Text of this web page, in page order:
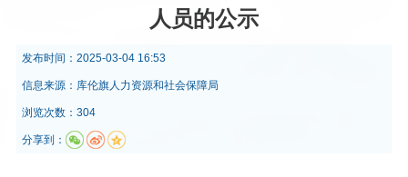
人员的公示
发布时间： 2025-03-04 16:53
信息来源： 库伦旗人力资源和社会保障局
浏览次数：304
分享到：